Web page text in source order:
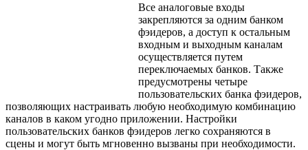
Все аналоговые входы
закрепляются за одним банком
фэидеров, а доступ к остальным
входным и выходным каналам
осуществляется путем
переключаемых банков. Также
предусмотрены четыре
пользовательских банка фэидеров,
позволяющих настраивать любую необходимую комбинацию
каналов в каком угодно приложении. Настройки
пользовательских банков фэидеров легко сохраняются в
сцены и могут быть мгновенно вызваны при необходимости.